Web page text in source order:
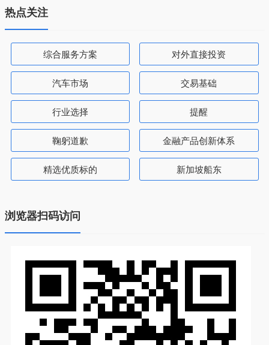
热点关注
综合服务方案 对外直接投资
汽车市场 交易基础
行业选择 提醒
鞠躬道歉 金融产品创新体系
精选优质标的 新加坡船东
浏览器扫码访问